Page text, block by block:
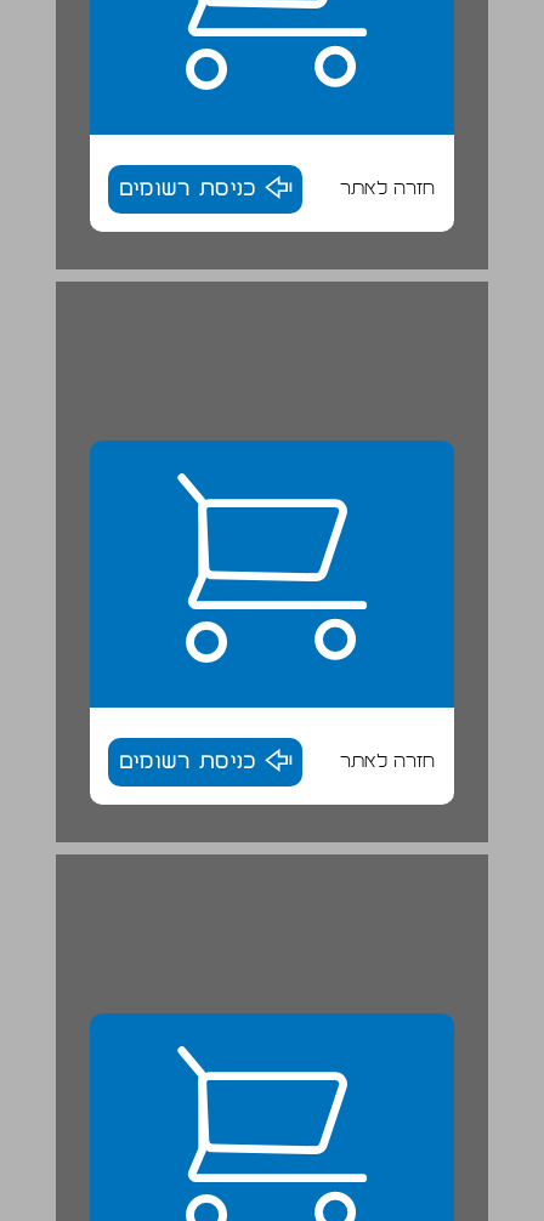
חזרה לאתר כניסת רשומים
חזרה לאתר כניסת רשומים